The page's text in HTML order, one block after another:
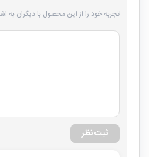
تجربه خود را از این محصول با دیگران به
ثبت نظر